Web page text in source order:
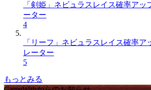
「剣姫」ネビュラスレイス確率アッ
ーター
4
「リーフ」ネビュラスレイス確率ア
レーター
5
もっとみる